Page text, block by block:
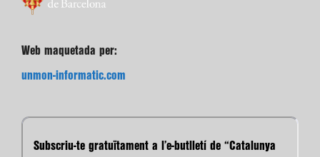
Web maquetada per:
unmon-informatic.com
Subscriu-te gratuïtament a l’e-butlletí de “Catalunya